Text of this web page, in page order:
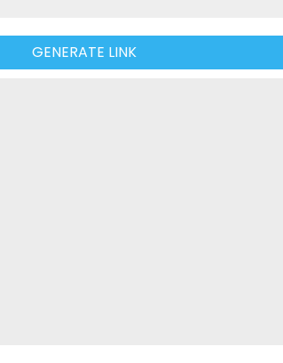
GENERATE LINK